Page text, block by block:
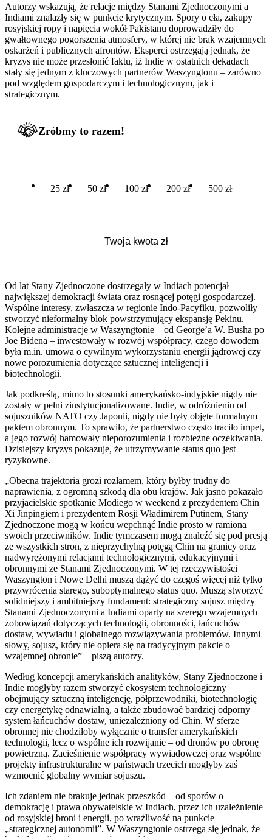
Autorzy wskazują, że relacje między Stanami Zjednoczonymi a
Indiami znalazły się w punkcie krytycznym. Spory o cła, zakupy
rosyjskiej ropy i napięcia wokół Pakistanu doprowadziły do
gwałtownego pogorszenia atmosfery, w której nie brak wzajemnych
oskarżeń i publicznych afrontów. Eksperci ostrzegają jednak, że
kryzys nie może przesłonić faktu, iż Indie w ostatnich dekadach
stały się jednym z kluczowych partnerów Waszyngtonu – zarówno
pod względem gospodarczym i technologicznym, jak i
strategicznym.
Zróbmy to razem!
25 zł 50 zł 100 zł 200 zł 500 zł
Od lat Stany Zjednoczone dostrzegały w Indiach potencjał
największej demokracji świata oraz rosnącej potęgi gospodarczej.
Wspólne interesy, zwłaszcza w regionie Indo-Pacyfiku, pozwoliły
stworzyć nieformalny blok powstrzymujący ekspansję Pekinu.
Kolejne administracje w Waszyngtonie – od George’a W. Busha po
Joe Bidena – inwestowały w rozwój współpracy, czego dowodem
była m.in. umowa o cywilnym wykorzystaniu energii jądrowej czy
nowe porozumienia dotyczące sztucznej inteligencji i
biotechnologii.
Jak podkreślą, mimo to stosunki amerykańsko-indyjskie nigdy nie
zostały w pełni zinstytucjonalizowane. Indie, w odróżnieniu od
sojuszników NATO czy Japonii, nigdy nie były objęte formalnym
paktem obronnym. To sprawiło, że partnerstwo często traciło impet,
a jego rozwój hamowały nieporozumienia i rozbieżne oczekiwania.
Dzisiejszy kryzys pokazuje, że utrzymywanie status quo jest
ryzykowne.
„Obecna trajektoria grozi rozłamem, który byłby trudny do
naprawienia, z ogromną szkodą dla obu krajów. Jak jasno pokazało
przyjacielskie spotkanie Modiego w weekend z prezydentem Chin
Xi Jinpingiem i prezydentem Rosji Władimirem Putinem, Stany
Zjednoczone mogą w końcu wepchnąć Indie prosto w ramiona
swoich przeciwników. Indie tymczasem mogą znaleźć się pod presją
ze wszystkich stron, z nieprzychylną potęgą Chin na granicy oraz
nadwyrężonymi relacjami technologicznymi, edukacyjnymi i
obronnymi ze Stanami Zjednoczonymi. W tej rzeczywistości
Waszyngton i Nowe Delhi muszą dążyć do czegoś więcej niż tylko
przywrócenia starego, suboptymalnego status quo. Muszą stworzyć
solidniejszy i ambitniejszy fundament: strategiczny sojusz między
Stanami Zjednoczonymi a Indiami oparty na szeregu wzajemnych
zobowiązań dotyczących technologii, obronności, łańcuchów
dostaw, wywiadu i globalnego rozwiązywania problemów. Innymi
słowy, sojusz, który nie opiera się na tradycyjnym pakcie o
wzajemnej obronie” – piszą autorzy.
Według koncepcji amerykańskich analityków, Stany Zjednoczone i
Indie mogłyby razem stworzyć ekosystem technologiczny
obejmujący sztuczną inteligencję, półprzewodniki, biotechnologię
czy energetykę odnawialną, a także zbudować bardziej odporny
system łańcuchów dostaw, uniezależniony od Chin. W sferze
obronnej nie chodziłoby wyłącznie o transfer amerykańskich
technologii, lecz o wspólne ich rozwijanie – od dronów po obronę
powietrzną. Zacieśnienie współpracy wywiadowczej oraz wspólne
projekty infrastrukturalne w państwach trzecich mogłyby zaś
wzmocnić globalny wymiar sojuszu.
Ich zdaniem nie brakuje jednak przeszkód – od sporów o
demokrację i prawa obywatelskie w Indiach, przez ich uzależnienie
od rosyjskiej broni i energii, po wrażliwość na punkcie
„strategicznej autonomii”. W Waszyngtonie ostrzega się jednak, że